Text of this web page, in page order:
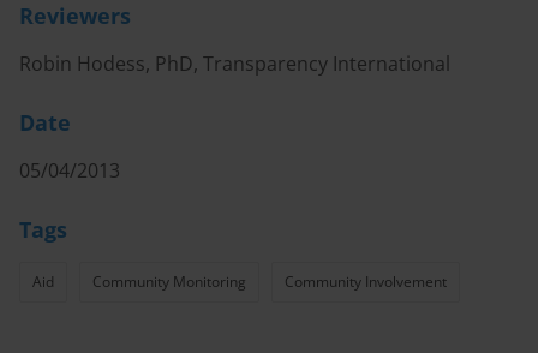
Reviewers
Robin Hodess, PhD, Transparency International
Date
05/04/2013
Tags
Aid Community Monitoring Community Involvement